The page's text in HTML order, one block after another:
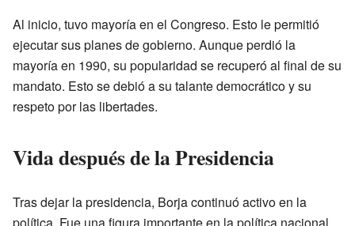
Al inicio, tuvo mayoría en el Congreso. Esto le permitió
ejecutar sus planes de gobierno. Aunque perdió la
mayoría en 1990, su popularidad se recuperó al final de su
mandato. Esto se debió a su talante democrático y su
respeto por las libertades.
Vida después de la Presidencia
Tras dejar la presidencia, Borja continuó activo en la